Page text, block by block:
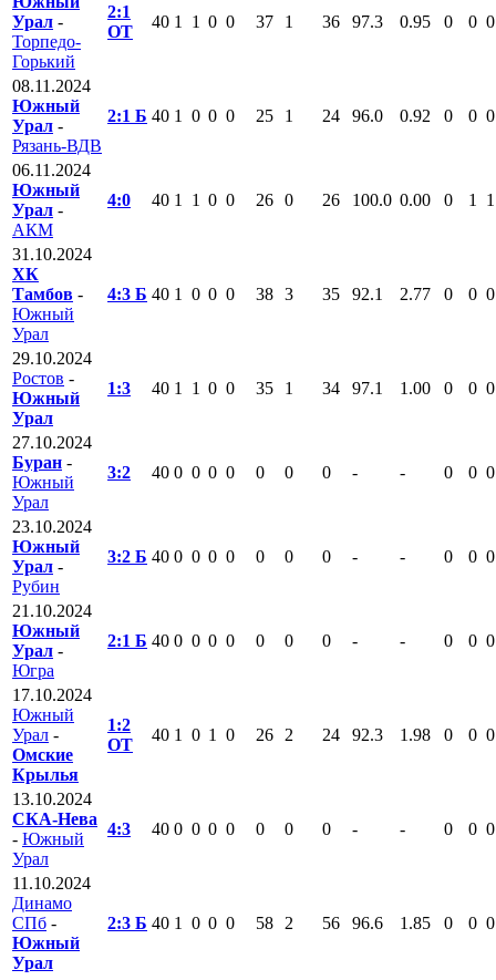
Урал -
Торпедо-
Горький
2:1
ОТ
40 1 1 0 0 37 1 36 97.3 0.95 0 0 0
08.11.2024
Южный
Урал -
Рязань-ВДВ
2:1 Б 40 1 0 0 0 25 1 24 96.0 0.92 0 0 0
06.11.2024
Южный
Урал -
АКМ
4:0 40 1 1 0 0 26 0 26 100.0 0.00 0 1 1
31.10.2024
ХК
Тамбов -
Южный
Урал
4:3 Б 40 1 0 0 0 38 3 35 92.1 2.77 0 0 0
29.10.2024
Ростов -
Южный
Урал
1:3 40 1 1 0 0 35 1 34 97.1 1.00 0 0 0
27.10.2024
Буран -
Южный
Урал
3:2 40 0 0 0 0 0 0 0 - - 0 0 0
23.10.2024
Южный
Урал -
Рубин
3:2 Б 40 0 0 0 0 0 0 0 - - 0 0 0
21.10.2024
Южный
Урал -
Югра
2:1 Б 40 0 0 0 0 0 0 0 - - 0 0 0
17.10.2024
Южный
Урал -
Омские
Крылья
1:2
ОТ
40 1 0 1 0 26 2 24 92.3 1.98 0 0 0
13.10.2024
СКА-Нева
- Южный
Урал
4:3 40 0 0 0 0 0 0 0 - - 0 0 0
11.10.2024
Динамо
СПб -
Южный
Урал
2:3 Б 40 1 0 0 0 58 2 56 96.6 1.85 0 0 0